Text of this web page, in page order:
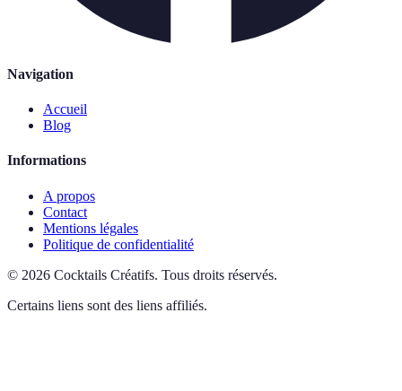
Navigation
Accueil
Blog
Informations
A propos
Contact
Mentions légales
Politique de confidentialité
© 2026 Cocktails Créatifs. Tous droits réservés.
Certains liens sont des liens affiliés.